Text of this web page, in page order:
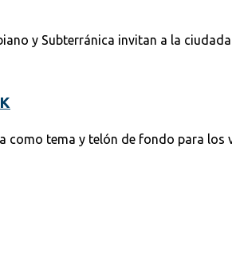
y Subterránica invitan a la
como tema y telón de fondo para los